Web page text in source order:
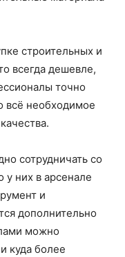
строительных и
всегда дешевле,
точно
всё необходимое
сотрудничать со
них в арсенале
и
дополнительно
можно
куда более